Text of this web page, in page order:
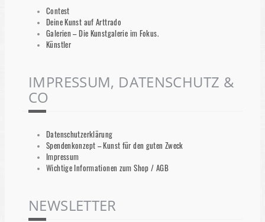
Contest
Deine Kunst auf Arttrado
Galerien – Die Kunstgalerie im Fokus.
Künstler
IMPRESSUM, DATENSCHUTZ &
CO
Datenschutzerklärung
Spendenkonzept – Kunst für den guten Zweck
Impressum
Wichtige Informationen zum Shop / AGB
NEWSLETTER